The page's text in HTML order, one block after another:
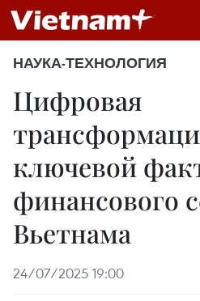
НАУКА-ТЕХНОЛОГИЯ
Цифровая
ключевой
финансового
Вьетнама
24/07/2025 19:00